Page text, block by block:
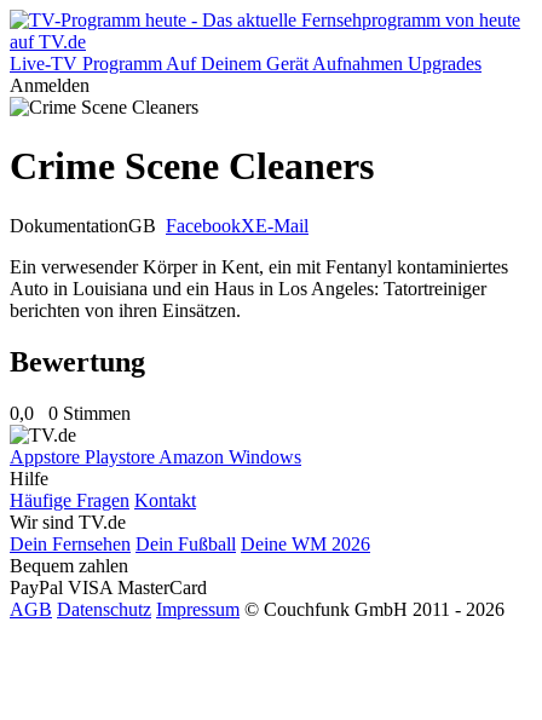
Live-TV Programm Auf Deinem Gerät Aufnahmen Upgrades
Anmelden
Crime Scene Cleaners
DokumentationGB FacebookXE-Mail
Ein verwesender Körper in Kent, ein mit Fentanyl kontaminiertes
Auto in Louisiana und ein Haus in Los Angeles: Tatortreiniger
berichten von ihren Einsätzen.
Bewertung
0,0 0 Stimmen
Appstore Playstore Amazon Windows
Hilfe
Häufige Fragen Kontakt
Wir sind TV.de
Dein Fernsehen Dein Fußball Deine WM 2026
Bequem zahlen
PayPal VISA MasterCard
AGB Datenschutz Impressum © Couchfunk GmbH 2011 - 2026